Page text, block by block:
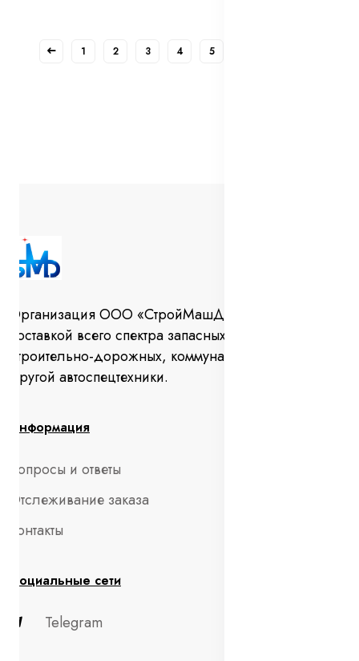
1 2 3 4 5
Организация ООО «СтройМашДеталь» занимается
поставкой всего спектра запасных частей для
строительно-дорожных, коммунальных машин и
другой автоспецтехники.
Информация
Вопросы и ответы
Отслеживание заказа
Контакты
Социальные сети
Telegram